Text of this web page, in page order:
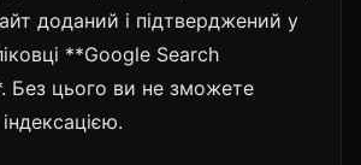
доданий і підтверджений у
**Google Search
Без цього ви не зможете